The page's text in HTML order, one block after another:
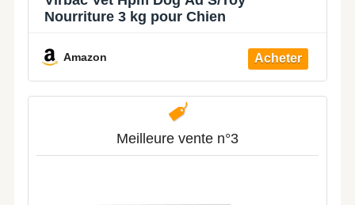
Nourriture 3 kg pour Chien
Amazon
Meilleure vente n°3